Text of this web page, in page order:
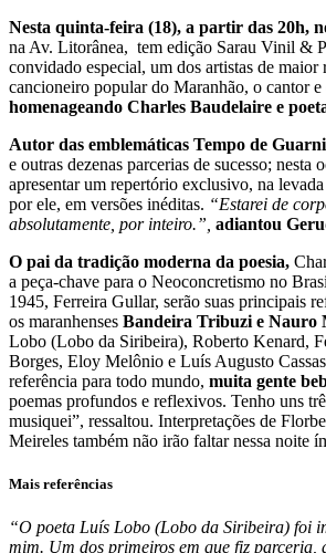
Nesta quinta-feira (18), a partir das 20h,
na Av. Litorânea, tem edição Sarau Vinil &
convidado especial, um dos artistas de maior
cancioneiro popular do Maranhão, o cantor
homenageando Charles Baudelaire e
Autor das emblemáticas Tempo de
e outras dezenas parcerias de sucesso; nesta
apresentar um repertório exclusivo, na
por ele, em versões inéditas. “Estarei de
absolutamente, por inteiro.”, adiantou
O pai da tradição moderna da poesia,
a peça-chave para o Neoconcretismo no
1945, Ferreira Gullar, serão suas principais
os maranhenses Bandeira Tribuzi e Nauro
Lobo (Lobo da Siribeira), Roberto Kenard,
Borges, Eloy Melônio e Luís Augusto
referência para todo mundo, muita gente
poemas profundos e reflexivos. Tenho uns
musiquei”, ressaltou. Interpretações de
Meireles também não irão faltar nessa noite
Mais referências
“O poeta Luís Lobo (Lobo da Siribeira) foi
mim. Um dos primeiros em que fiz parceria,